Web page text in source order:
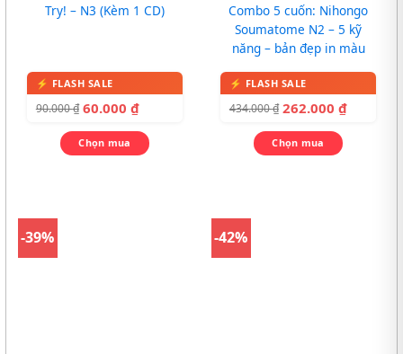
Try! – N3 (Kèm 1 CD)
90.000₫ 60.000 ₫
Chọn mua
Combo 5 cuốn: Nihongo
Soumatome N2 – 5 kỹ
năng – bản đẹp in màu
434.000₫ 262.000 ₫
Chọn mua
-39% -42%